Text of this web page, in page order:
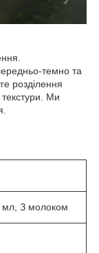
темно та
розділення
текстури. Ми
мл, З молоком